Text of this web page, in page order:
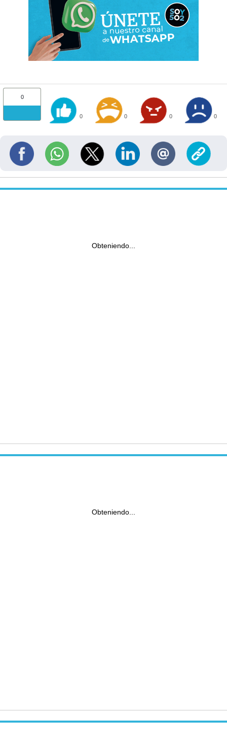
0
0 0 0 0
Obteniendo...
Obteniendo...